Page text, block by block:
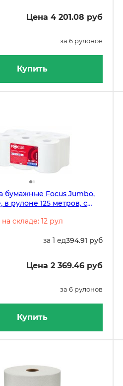
Цена 4 201.08 руб
за 6 рулонов
Купить
бумажные Focus Jumbo,
в рулоне 125 метров, с
вытяжкой, белые
складе: 12 рул
за 1 ед394.91 руб
Цена 2 369.46 руб
за 6 рулонов
Купить